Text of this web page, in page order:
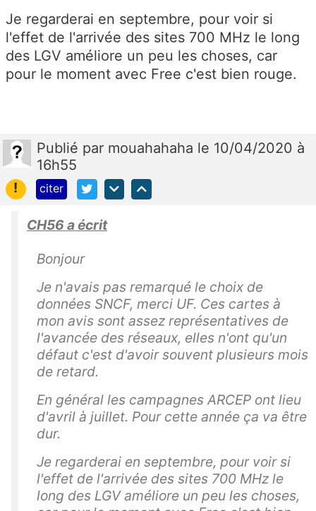
Je regarderai en septembre, pour voir si
l'effet de l'arrivée des sites 700 MHz le long
des LGV améliore un peu les choses, car
pour le moment avec Free c'est bien rouge.
Publié par mouahahaha le 10/04/2020 à
16h55
!
citer
CH56 a écrit
Bonjour
Je n'avais pas remarqué le choix de
données SNCF, merci UF. Ces cartes à
mon avis sont assez représentatives de
l'avancée des réseaux, elles n'ont qu'un
défaut c'est d'avoir souvent plusieurs mois
de retard.
En général les campagnes ARCEP ont lieu
d'avril à juillet. Pour cette année ça va être
dur.
Je regarderai en septembre, pour voir si
l'effet de l'arrivée des sites 700 MHz le
long des LGV améliore un peu les choses,